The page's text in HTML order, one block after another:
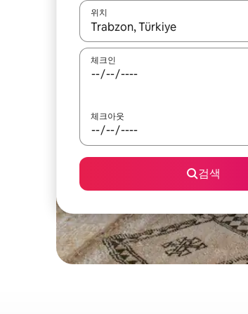
위치
결과가 나오면 위·아래 화살표 키를
체크인
체크아웃
검색